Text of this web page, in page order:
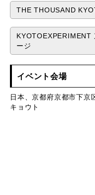
THE THOUSAND
KYOTOEXPERIMENT
ージ
イベント会場
日本、京都府京都市下京
キョウト